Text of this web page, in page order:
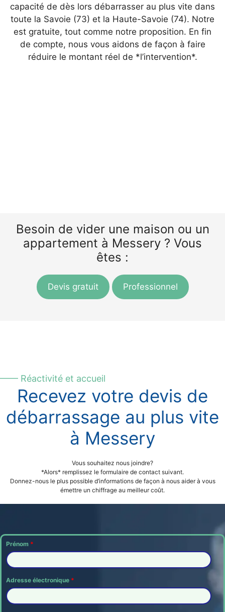
capacité de dès lors débarrasser au plus vite dans
toute la Savoie (73) et la Haute-Savoie (74). Notre
est gratuite, tout comme notre proposition. En fin
de compte, nous vous aidons de façon à faire
réduire le montant réel de *l’intervention*.
Besoin de vider une maison ou un
appartement à Messery ? Vous
êtes :
Devis gratuit Professionnel
—— Réactivité et accueil
Recevez votre devis de
débarrassage au plus vite
à Messery
Vous souhaitez nous joindre?
*Alors* remplissez le formulaire de contact suivant.
Donnez-nous le plus possible d’informations de façon à nous aider à vous
émettre un chiffrage au meilleur coût.
Prénom *
Adresse électronique *